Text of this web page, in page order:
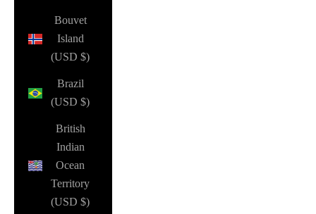
Bouvet
Island
(USD $)
Brazil
(USD $)
British
Indian
Ocean
Territory
(USD $)